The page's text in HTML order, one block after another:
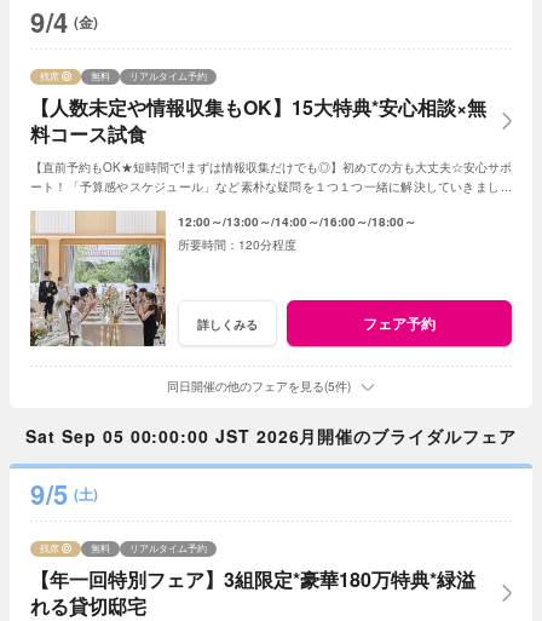
9/4 (金)
【人数未定や情報収集もOK】15大特典*安心相談×無
料コース試食
残席 無料 リアルタイム予約
【直前予約もOK★短時間で!まずは情報収集だけでも◎】初めての方も大丈夫☆安心サポ
ート！「予算感やスケジュール」など素朴な疑問を１つ１つ一緒に解決していきましょ
12:00～ 13:00～ 14:00～ 16:00～ 18:00～
120分程度
詳しくみる フェア予約
同日開催の他のフェアを見る(5件)
Sat Sep 05 00:00:00 JST 2026月開催のブライダルフェア
9/5 (土)
【年一回特別フェア】3組限定*豪華180万特典*緑溢
れる貸切邸宅
残席 無料 リアルタイム予約